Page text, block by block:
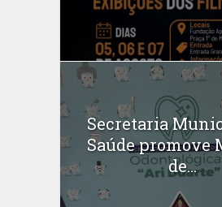
Secretaria
Saúde promove
de...